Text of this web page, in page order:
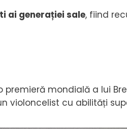
ai generației sale, fiind
premieră mondială a lui
violoncelist cu abilități